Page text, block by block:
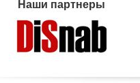
Наши партнеры